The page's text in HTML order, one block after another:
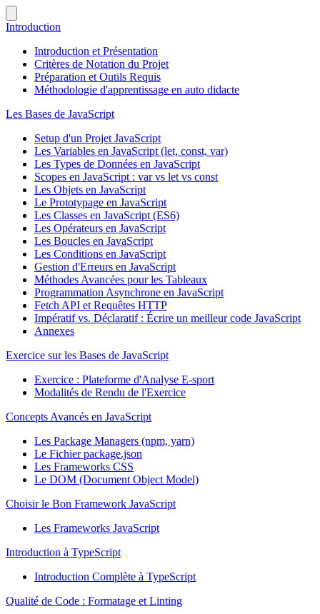
Introduction
Introduction et Présentation
Critères de Notation du Projet
Préparation et Outils Requis
Méthodologie d'apprentissage en auto didacte
Les Bases de JavaScript
Setup d'un Projet JavaScript
Les Variables en JavaScript (let, const, var)
Les Types de Données en JavaScript
Scopes en JavaScript : var vs let vs const
Les Objets en JavaScript
Le Prototypage en JavaScript
Les Classes en JavaScript (ES6)
Les Opérateurs en JavaScript
Les Boucles en JavaScript
Les Conditions en JavaScript
Gestion d'Erreurs en JavaScript
Méthodes Avancées pour les Tableaux
Programmation Asynchrone en JavaScript
Fetch API et Requêtes HTTP
Impératif vs. Déclaratif : Écrire un meilleur code JavaScript
Annexes
Exercice sur les Bases de JavaScript
Exercice : Plateforme d'Analyse E-sport
Modalités de Rendu de l'Exercice
Concepts Avancés en JavaScript
Les Package Managers (npm, yarn)
Le Fichier package.json
Les Frameworks CSS
Le DOM (Document Object Model)
Choisir le Bon Framework JavaScript
Les Frameworks JavaScript
Introduction à TypeScript
Introduction Complète à TypeScript
Qualité de Code : Formatage et Linting